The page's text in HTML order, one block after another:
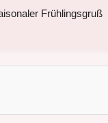
Frühlingsgruß